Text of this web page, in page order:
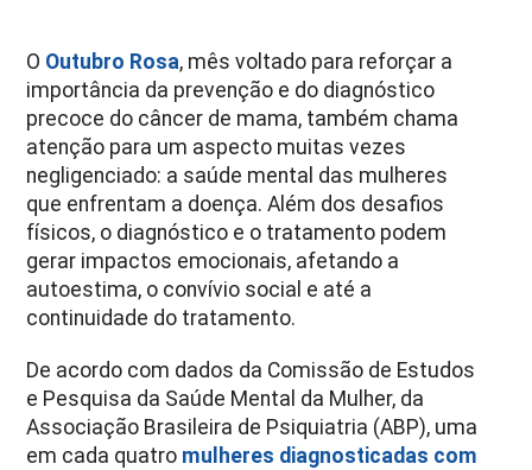
O Outubro Rosa, mês voltado para reforçar a
importância da prevenção e do diagnóstico
precoce do câncer de mama, também chama
atenção para um aspecto muitas vezes
negligenciado: a saúde mental das mulheres
que enfrentam a doença. Além dos desafios
físicos, o diagnóstico e o tratamento podem
gerar impactos emocionais, afetando a
autoestima, o convívio social e até a
continuidade do tratamento.
De acordo com dados da Comissão de Estudos
e Pesquisa da Saúde Mental da Mulher, da
Associação Brasileira de Psiquiatria (ABP), uma
em cada quatro mulheres diagnosticadas com